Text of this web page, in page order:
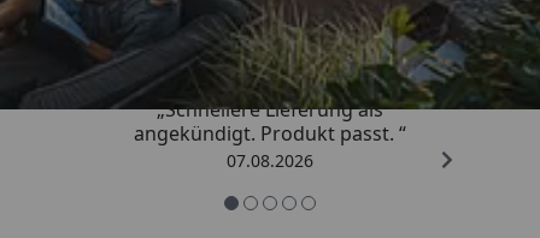
4,81/ 5
„Schnellere Lieferung als
angekündigt. Produkt passt. “
07.08.2026